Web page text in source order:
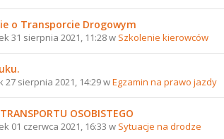
o Transporcie Drogowym
31 sierpnia 2021, 11:28 w Szkolenie kierowców
27 sierpnia 2021, 14:29 wEgzamin na prawo jazdy
OSOBISTEGO
01 czerwca 2021, 16:33 w Sytuacje na drodze